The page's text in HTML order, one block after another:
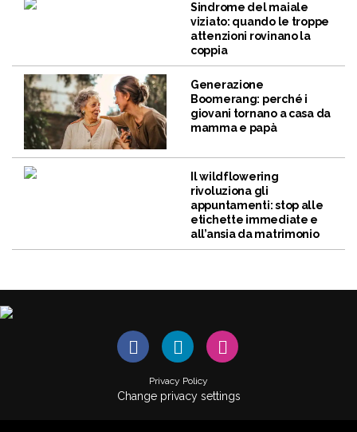
Sindrome del maiale
viziato: quando le troppe
attenzioni rovinano la
coppia
Generazione
Boomerang: perché i
giovani tornano a casa da
mamma e papà
Il wildflowering
rivoluziona gli
appuntamenti: stop alle
etichette immediate e
all’ansia da matrimonio
Privacy Policy
Change privacy settings